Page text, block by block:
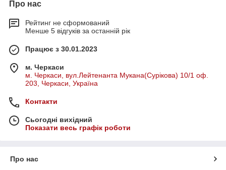
Про нас
Рейтинг не сформований
Менше 5 відгуків за останній рік
Працює з 30.01.2023
м. Черкаси
м. Черкаси, вул.Лейтенанта Мукана(Сурікова) 10/1 оф.
203, Черкаси, Україна
Контакти
Сьогодні вихідний
Показати весь графік роботи
Про нас